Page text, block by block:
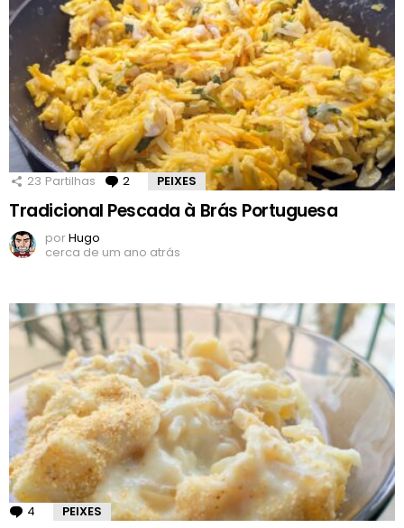
23 Partilhas 2 Comentários
PEIXES
Tradicional Pescada à Brás Portuguesa
porHugo
cerca de um ano atrás
4 Comentários
PEIXES